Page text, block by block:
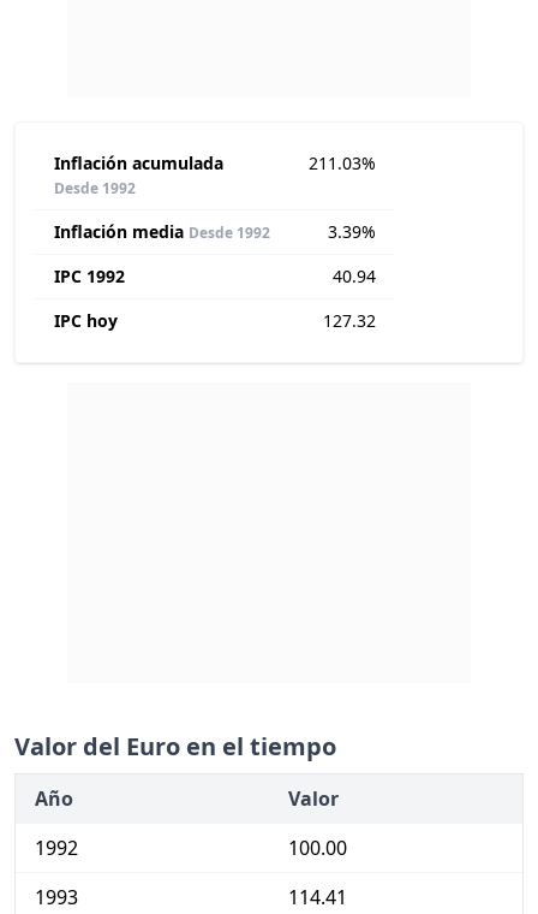
Inflación acumulada
Desde 1992
211.03%
Inflación media Desde 1992
3.39%
IPC 1992
40.94
IPC hoy
127.32
Valor del Euro en el tiempo
Año
Valor
1992
100.00
1993
114.41